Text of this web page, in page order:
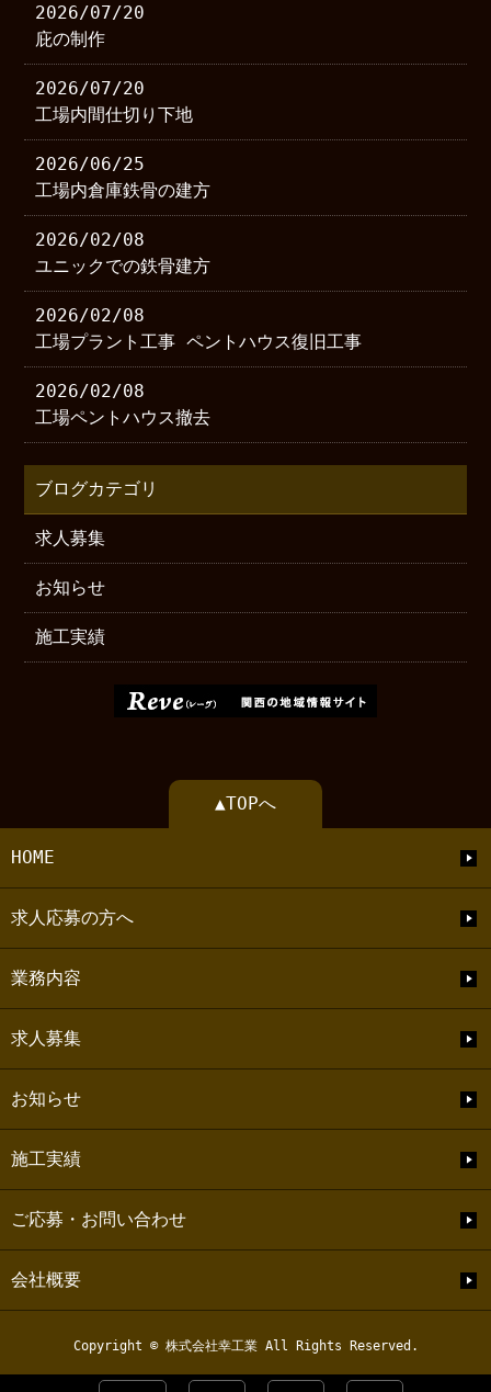
2026/07/20
庇の制作
2026/07/20
工場内間仕切り下地
2026/06/25
工場内倉庫鉄骨の建方
2026/02/08
ユニックでの鉄骨建方
2026/02/08
工場プラント工事 ペントハウス復旧工事
2026/02/08
工場ペントハウス撤去
ブログカテゴリ
求人募集
お知らせ
施工実績
▲TOPへ
HOME
求人応募の方へ
業務内容
求人募集
お知らせ
施工実績
ご応募・お問い合わせ
会社概要
Copyright © 株式会社幸工業 All Rights Reserved.